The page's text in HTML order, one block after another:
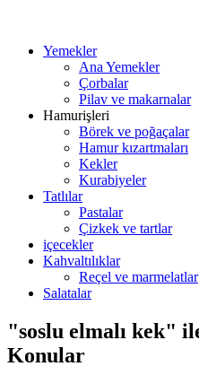
Yemekler
Ana Yemekler
Çorbalar
Pilav ve makarnalar
Hamurişleri
Börek ve poğaçalar
Hamur kızartmaları
Kekler
Kurabiyeler
Tatlılar
Pastalar
Çizkek ve tartlar
içecekler
Kahvaltılıklar
Reçel ve marmelatlar
Salatalar
"soslu elmalı kek"
Konular